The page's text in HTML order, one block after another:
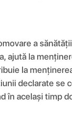
a
ajută la
la
declarate se
în același timp